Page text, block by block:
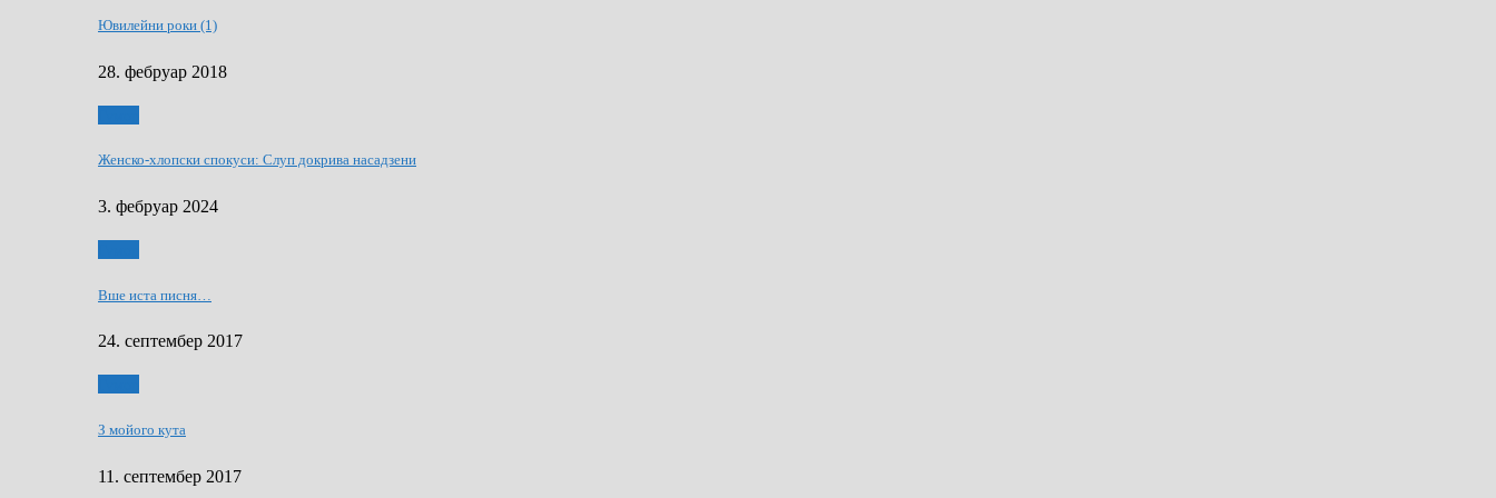
Ювилейни роки (1)
28. фебруар 2018
Женско-хлопски спокуси: Слуп докрива насадзени
3. фебруар 2024
Вше иста писня…
24. септембер 2017
З мойого кута
11. септембер 2017